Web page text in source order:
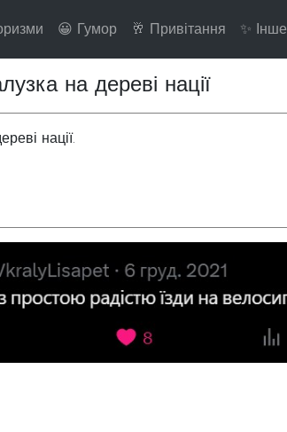
😀 Гумор 🥂 Привітання ✨ Інше
на дереві нації
нації.